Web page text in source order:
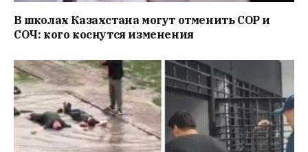
В школах Казахстана могут отменить СОР и
СОЧ: кого коснутся изменения